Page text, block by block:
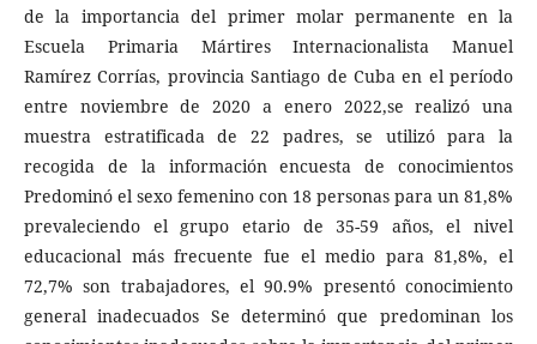
de la importancia del primer molar permanente en la
Escuela Primaria Mártires Internacionalista Manuel
Ramírez Corrías, provincia Santiago de Cuba en el período
entre noviembre de 2020 a enero 2022,se realizó una
muestra estratificada de 22 padres, se utilizó para la
recogida de la información encuesta de conocimientos
Predominó el sexo femenino con 18 personas para un 81,8%
prevaleciendo el grupo etario de 35-59 años, el nivel
educacional más frecuente fue el medio para 81,8%, el
72,7% son trabajadores, el 90.9% presentó conocimiento
general inadecuados Se determinó que predominan los